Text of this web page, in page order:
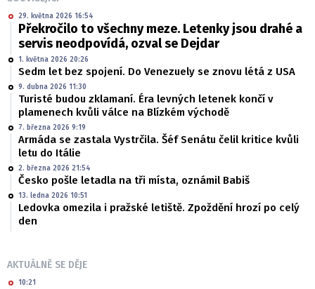
29. května 2026 16:54
Překročilo to všechny meze. Letenky jsou drahé a
servis neodpovídá, ozval se Dejdar
1. května 2026 20:26
Sedm let bez spojení. Do Venezuely se znovu létá z USA
9. dubna 2026 11:30
Turisté budou zklamaní. Éra levných letenek končí v
plamenech kvůli válce na Blízkém východě
7. března 2026 9:19
Armáda se zastala Vystrčila. Šéf Senátu čelil kritice kvůli
letu do Itálie
2. března 2026 21:54
Česko pošle letadla na tři místa, oznámil Babiš
13. ledna 2026 10:51
Ledovka omezila i pražské letiště. Zpoždění hrozí po celý
den
AKTUÁLNĚ SE DĚJE
10:21